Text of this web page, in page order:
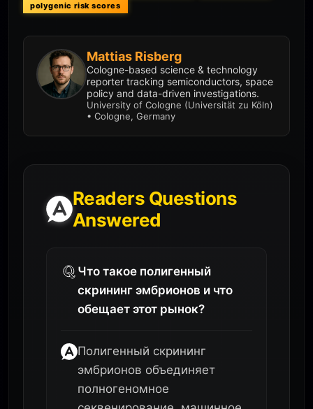
polygenic risk scores
Mattias Risberg
Cologne-based science & technology
reporter tracking semiconductors, space
policy and data-driven investigations.
University of Cologne (Universität zu Köln)
• Cologne, Germany
Readers Questions
Answered
Что такое полигенный
скрининг эмбрионов и что
обещает этот рынок?
Полигенный скрининг
эмбрионов объединяет
полногеномное